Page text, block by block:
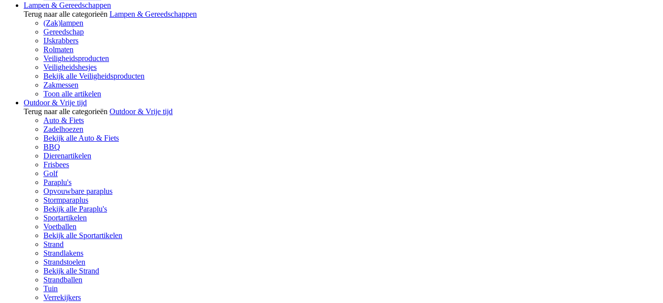
Lampen & Gereedschappen
Terug naar alle categorieën Lampen & Gereedschappen
(Zak)lampen
Gereedschap
IJskrabbers
Rolmaten
Veiligheidsproducten
Veiligheidshesjes
Bekijk alle Veiligheidsproducten
Zakmessen
Toon alle artikelen
Outdoor & Vrije tijd
Terug naar alle categorieën Outdoor & Vrije tijd
Auto & Fiets
Zadelhoezen
Bekijk alle Auto & Fiets
BBQ
Dierenartikelen
Frisbees
Golf
Paraplu's
Opvouwbare paraplus
Stormparaplus
Bekijk alle Paraplu's
Sportartikelen
Voetballen
Bekijk alle Sportartikelen
Strand
Strandlakens
Strandstoelen
Bekijk alle Strand
Strandballen
Tuin
Verrekijkers